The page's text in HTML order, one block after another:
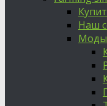
Наш
Моды